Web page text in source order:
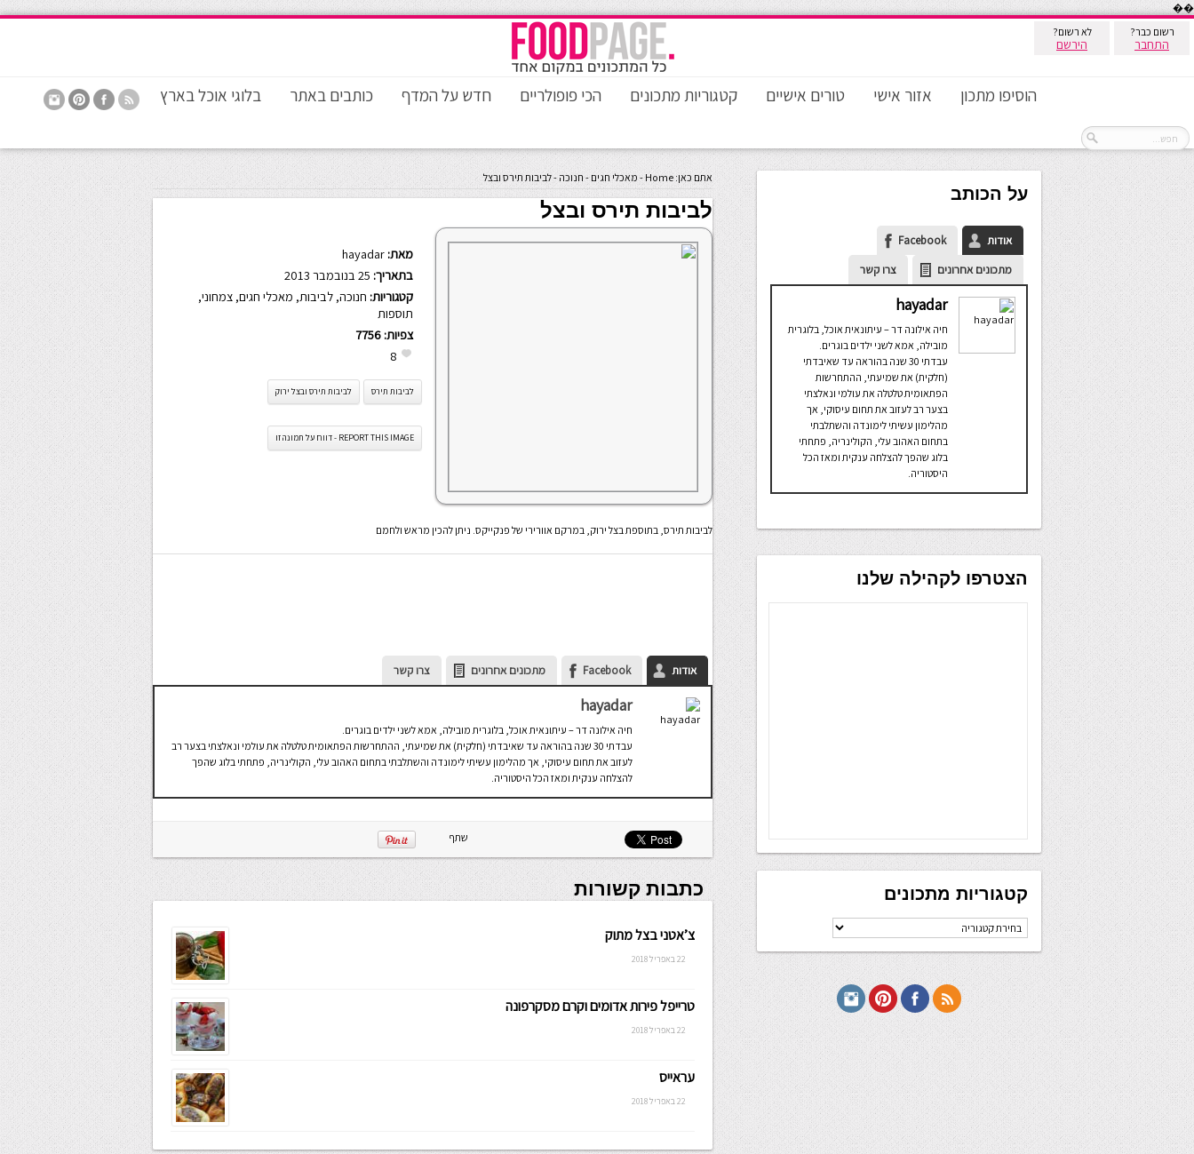
��
רשום כבר?
התחבר
לא רשום?
הירשם
הוסיפו מתכון אזור אישי טורים אישיים קטגוריות מתכונים הכי פופולריים חדש על המדף כותבים באתר בלוגי אוכל בארץ
אתם כאן: Home
- מאכלי חגים-חנוכה -לביבות תירס ובצל
לביבות תירס ובצל
מאת: hayadar
בתאריך:
קטגוריות: חנוכה, לביבות, מאכלי חגים, צמחוני,
תוספות
צפיות: 7756
8
לביבות תירס לביבות תירס ובצל ירוק
REPORT THIS IMAGE - דווח על תמונה זו
לביבות תירס, בתוספת בצל ירוק, במרקם אוורירי של פנקייקס. ניתן להכין מראש ולחמם
אודות Facebook מתכונים אחרונים צרו קשר
hayadar
חיה אילונה דר – עיתונאית אוכל, בלוגרית מובילה, אמא לשני ילדים בוגרים.
עבדתי 30 שנה בהוראה עד שאיבדתי (חלקית) את שמיעתי, ההתחרשות הפתאומית טלטלה את עולמי ונאלצתי בצער רב
לעזוב את תחום עיסוקי, אך מהלימון עשיתי לימונדה והשתלבתי בתחום האהוב עלי, הקולינריה, פתחתי בלוג שהפך
להצלחה ענקית ומאז הכל היסטוריה.
שתף
כתבות קשורות
צ’אטני בצל מתוק
22 באפריל 2018
טרייפל פירות אדומים וקרם מסקרפונה
22 באפריל 2018
עראייס
22 באפריל 2018
על הכותב
אודות
Facebook
מתכונים אחרונים
צרו קשר
hayadar
חיה אילונה דר – עיתונאית אוכל, בלוגרית
מובילה, אמא לשני ילדים בוגרים.
עבדתי 30 שנה בהוראה עד שאיבדתי
(חלקית) את שמיעתי, ההתחרשות
הפתאומית טלטלה את עולמי ונאלצתי
בצער רב לעזוב את תחום עיסוקי, אך
מהלימון עשיתי לימונדה והשתלבתי
בתחום האהוב עלי, הקולינריה, פתחתי
בלוג שהפך להצלחה ענקית ומאז הכל
היסטוריה.
הצטרפו לקהילה שלנו
קטגוריות מתכונים
קטגוריות
מתכונים